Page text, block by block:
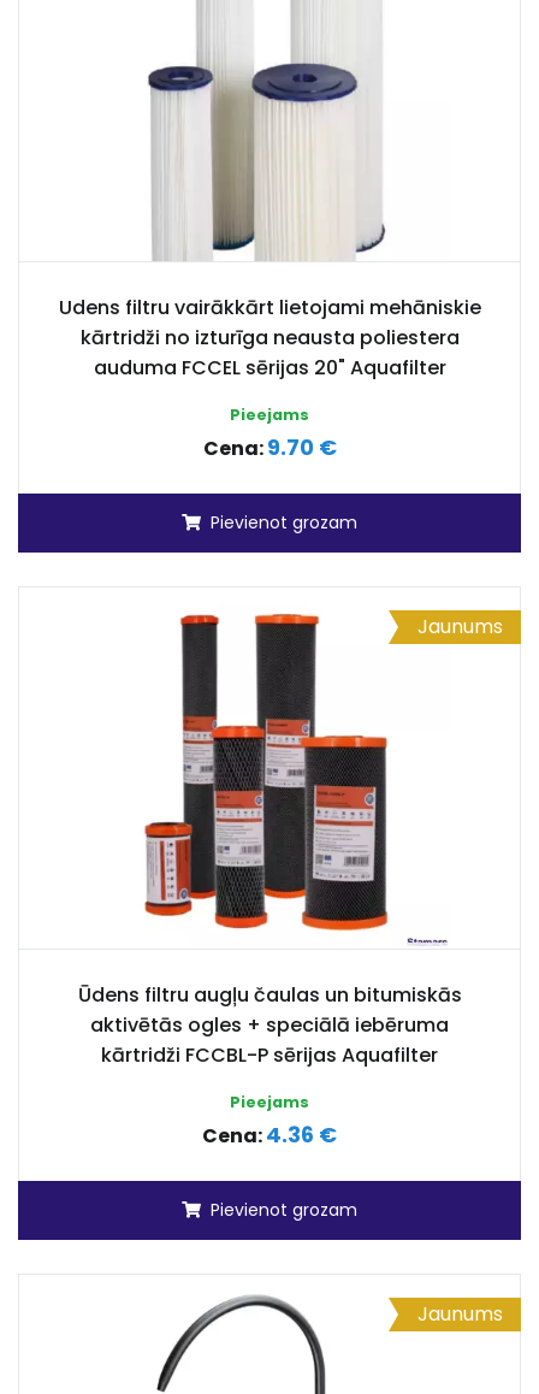
Udens filtru vairākkārt lietojami mehāniskie
kārtridži no izturīga neausta poliestera
auduma FCCEL sērijas 20" Aquafilter
Pieejams
Cena:9.70 €
Pievienot grozam
Jaunums
Ūdens filtru augļu čaulas un bitumiskās
aktivētās ogles + speciālā iebēruma
kārtridži FCCBL-P sērijas Aquafilter
Pieejams
Cena:4.36 €
Pievienot grozam
Jaunums